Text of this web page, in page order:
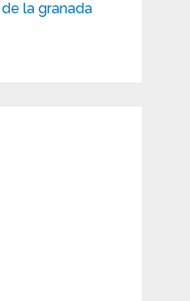
la granada